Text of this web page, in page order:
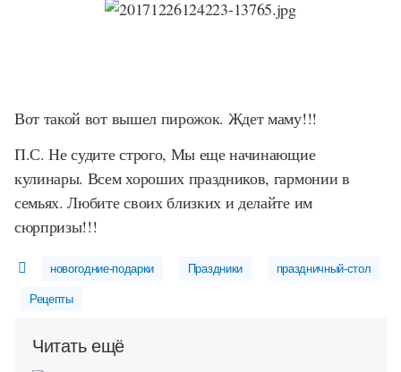
Вот такой вот вышел пирожок. Ждет маму!!!
П.С. Не судите строго, Мы еще начинающие
кулинары. Всем хороших праздников, гармонии в
семьях. Любите своих близких и делайте им
сюрпризы!!!
новогодние-подарки Праздники праздничный-стол
Рецепты
Читать ещё